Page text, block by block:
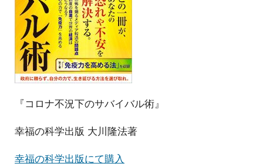
『コロナ不況下のサバイバル術』
幸福の科学出版 大川隆法著
幸福の科学出版にて購入